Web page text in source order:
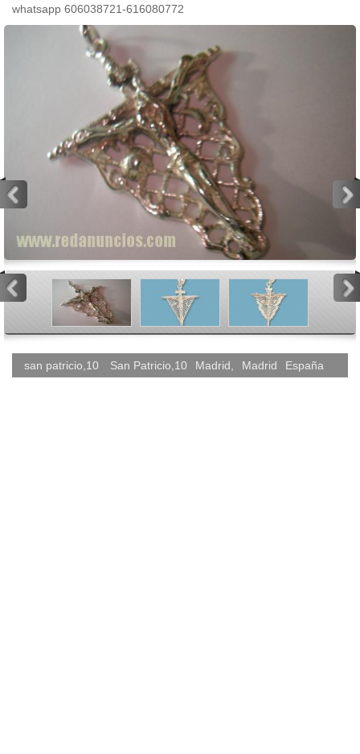
whatsapp 606038721-616080772
san patricio,10 San Patricio,10 Madrid Madrid España